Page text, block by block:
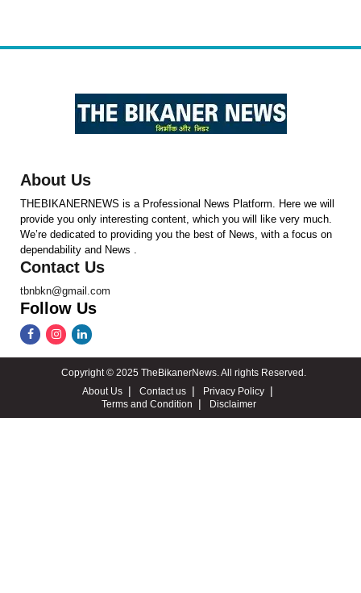
About Us
THEBIKANERNEWS is a Professional News Platform. Here we will
provide you only interesting content, which you will like very much.
We’re dedicated to providing you the best of News, with a focus on
dependability and News .
Contact Us
tbnbkn@gmail.com
Follow Us
Copyright © 2025 TheBikanerNews. All rights Reserved.
About Us
Contact us
Privacy Policy
Terms and Condition
Disclaimer